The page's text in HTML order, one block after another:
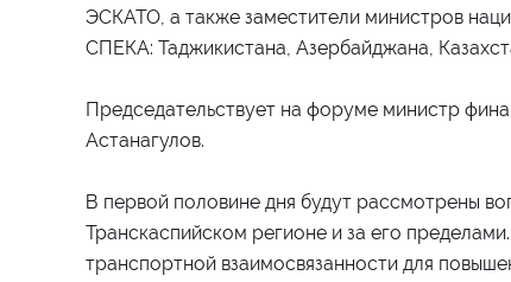
ЭСКАТО, а также заместители министров
СПЕКА: Таджикистана, Азербайджана,
Председательствует на форуме министр
Астанагулов.
В первой половине дня будут рассмотрены
Транскаспийском регионе и за его
транспортной взаимосвязанности для